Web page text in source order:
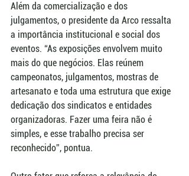
Além da comercialização e dos
julgamentos, o presidente da Arco ressalta
a importância institucional e social dos
eventos. “As exposições envolvem muito
mais do que negócios. Elas reúnem
campeonatos, julgamentos, mostras de
artesanato e toda uma estrutura que exige
dedicação dos sindicatos e entidades
organizadoras. Fazer uma feira não é
simples, e esse trabalho precisa ser
reconhecido”, pontua.